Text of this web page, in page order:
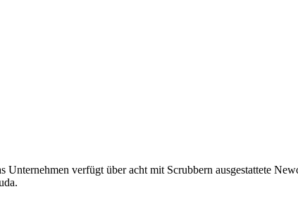
verfügt über acht mit Scrubbern ausgestattete